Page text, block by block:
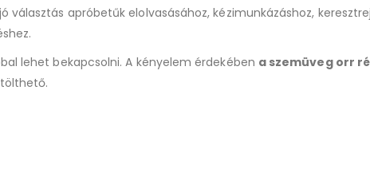
választás apróbetűk elolvasásához, kézimunkázáshoz,
lehet bekapcsolni. A kényelem érdekében a szemüveg orr